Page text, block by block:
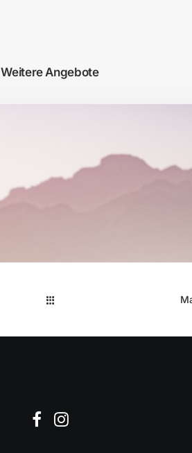
Weitere Angebote